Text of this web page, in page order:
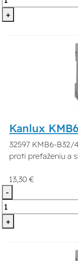
+
Kanlux
32597 KMB6-B32/
proti preťaženiu a
13,30 €
-
+